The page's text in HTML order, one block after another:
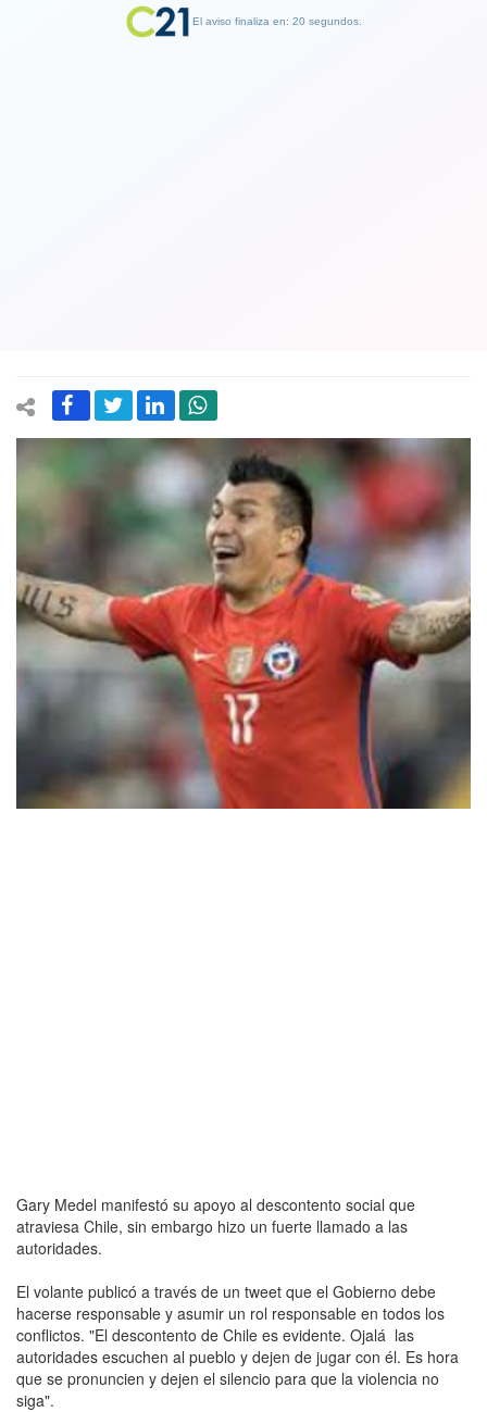
Gary Medel manifestó su apoyo al descontento social que
atraviesa Chile, sin embargo hizo un fuerte llamado a las
autoridades.
El volante publicó a través de un tweet que el Gobierno debe
hacerse responsable y asumir un rol responsable en todos los
conflictos. "El descontento de Chile es evidente. Ojalá las
autoridades escuchen al pueblo y dejen de jugar con él. Es hora
que se pronuncien y dejen el silencio para que la violencia no
siga".
El aviso finaliza en: 19 segundos.